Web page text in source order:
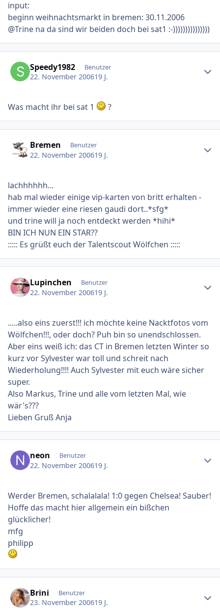
input:
beginn weihnachtsmarkt in bremen: 30.11.2006
@Trine na da sind wir beiden doch bei sat1 :-)))))))))))))))
Speedy1982 Benutzer
22. November 200619 J.
Was macht ihr bei sat 1 ?
Bremen Benutzer
22. November 200619 J.
lachhhhhh...
hab mal wieder einige vip-karten von britt erhalten -
immer wieder eine riesen gaudi dort..*sfg*
und trine will ja noch entdeckt werden *hihi*
BIN ICH NUN EIN STAR??
::::: Es grüßt euch der Talentscout Wölfchen :::::
Lupinchen Benutzer
22. November 200619 J.
.....also eins zuerst!!! ich möchte keine Nacktfotos vom
Wölfchen!!!, oder doch? Puh bin so unendschlossen.
Aber eins weiß ich: das CT in Bremen letzten Winter so
kurz vor Sylvester war toll und schreit nach
Wiederholung!!!! Auch Sylvester mit euch wäre sicher
super.
Also Markus, Trine und alle vom letzten Mal, wie
wär's???
Lieben Gruß Anja
neon Benutzer
22. November 200619 J.
Werder Bremen, schalalala! 1:0 gegen Chelsea! Sauber!
Hoffe das macht hier allgemein ein bißchen
glücklicher!
mfg
philipp
Brini Benutzer
23. November 200619 J.